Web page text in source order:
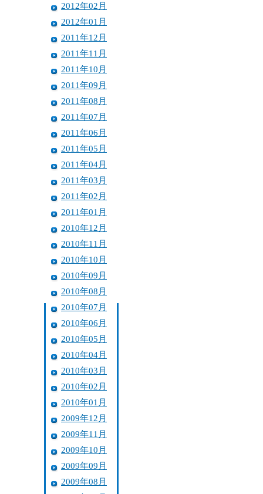
2012年02月
2012年01月
2011年12月
2011年11月
2011年10月
2011年09月
2011年08月
2011年07月
2011年06月
2011年05月
2011年04月
2011年03月
2011年02月
2011年01月
2010年12月
2010年11月
2010年10月
2010年09月
2010年08月
2010年07月
2010年06月
2010年05月
2010年04月
2010年03月
2010年02月
2010年01月
2009年12月
2009年11月
2009年10月
2009年09月
2009年08月